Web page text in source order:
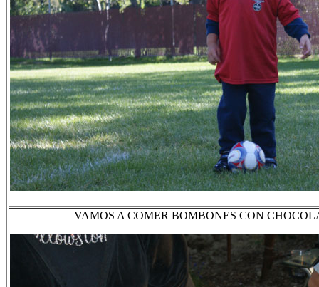
VAMOS A COMER BOMBONES CON